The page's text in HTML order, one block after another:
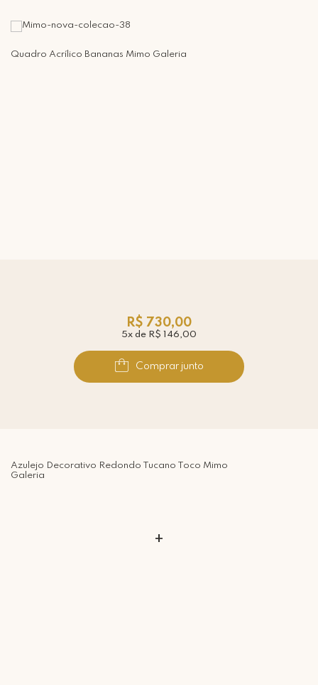
Quadro Acrílico Bananas Mimo Galeria
R$ 730,00
5x de R$ 146,00
Comprar junto
Azulejo Decorativo Redondo Tucano Toco Mimo
Galeria
+